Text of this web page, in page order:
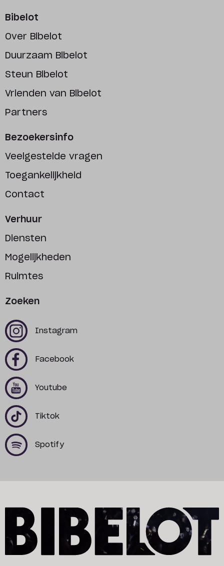
Bibelot
Over Bibelot
Duurzaam Bibelot
Steun Bibelot
Vrienden van Bibelot
Partners
Bezoekersinfo
Veelgestelde vragen
Toegankelijkheid
Contact
Verhuur
Diensten
Mogelijkheden
Ruimtes
Zoeken
xx
Instagram
xx
Facebook
xx
Youtube
xx
Tiktok
xx
Spotify